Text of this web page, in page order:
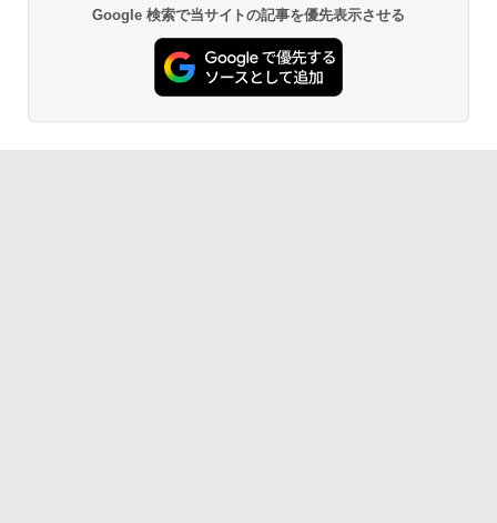
Google 検索で当サイトの記事を優先表示させる